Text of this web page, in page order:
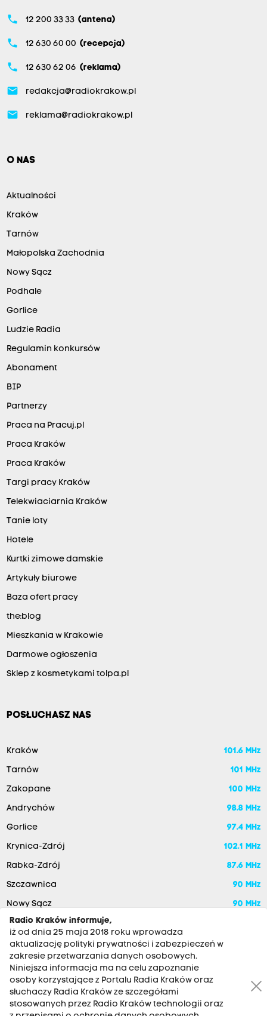
phone 12 200 33 33 (antena)
phone 12 630 60 00 (recepcja)
phone 12 630 62 06 (reklama)
email redakcja@radiokrakow.pl
email reklama@radiokrakow.pl
O NAS
Aktualności
Kraków
Tarnów
Małopolska Zachodnia
Nowy Sącz
Podhale
Gorlice
Ludzie Radia
Regulamin konkursów
Abonament
BIP
Partnerzy
Praca na Pracuj.pl
Praca Kraków
Praca Kraków
Targi pracy Kraków
Telekwiaciarnia Kraków
Tanie loty
Hotele
Kurtki zimowe damskie
Artykuły biurowe
Baza ofert pracy
the:blog
Mieszkania w Krakowie
Darmowe ogłoszenia
Sklep z kosmetykami tolpa.pl
POSŁUCHASZ NAS
Kraków 101.6 MHz
Tarnów 101 MHz
Zakopane 100 MHz
Andrychów 98.8 MHz
Gorlice 97.4 MHz
Krynica-Zdrój 102.1 MHz
Rabka-Zdrój 87.6 MHz
Szczawnica 90 MHz
Nowy Sącz 90 MHz
RADIO KRAKÓW SA. Aleja Juliusza Słowackiego 22, 30-007
Radio Kraków informuje,
iż od dnia 25 maja 2018 roku wprowadza
aktualizację polityki prywatności i zabezpieczeń w
zakresie przetwarzania danych osobowych.
Niniejsza informacja ma na celu zapoznanie
osoby korzystające z Portalu Radia Kraków oraz
słuchaczy Radia Kraków ze szczegółami
stosowanych przez Radio Kraków technologii oraz